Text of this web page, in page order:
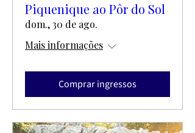
Piquenique ao Pôr do Sol
dom., 30 de ago.
Mais informações
Comprar ingressos